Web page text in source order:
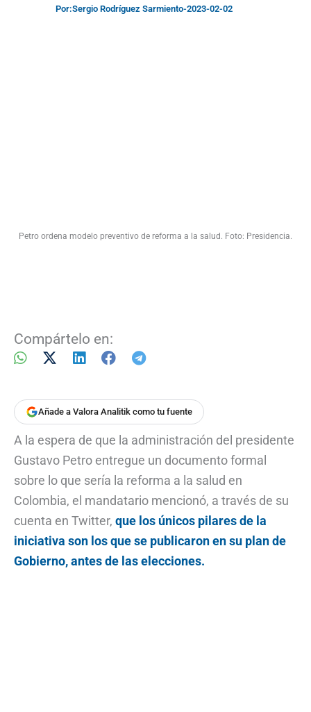
Por:Sergio Rodríguez Sarmiento-2023-02-02
Petro ordena modelo preventivo de reforma a la salud. Foto: Presidencia.
Compártelo en:
Añade a Valora Analitik como tu fuente
A la espera de que la administración del presidente
Gustavo Petro entregue un documento formal
sobre lo que sería la reforma a la salud en
Colombia, el mandatario mencionó, a través de su
cuenta en Twitter, que los únicos pilares de la
iniciativa son los que se publicaron en su plan de
Gobierno, antes de las elecciones.